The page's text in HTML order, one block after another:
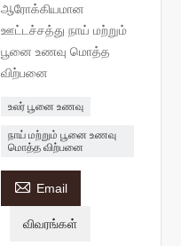
ஆரோக்கியமான
ஊட்டச்சத்து நாய் மற்றும்
பூனை உணவு மொத்த
விற்பனை
உலர் பூனை உணவு
நாய் மற்றும் பூனை உணவு
மொத்த விற்பனை
 Email
விவரங்கள்